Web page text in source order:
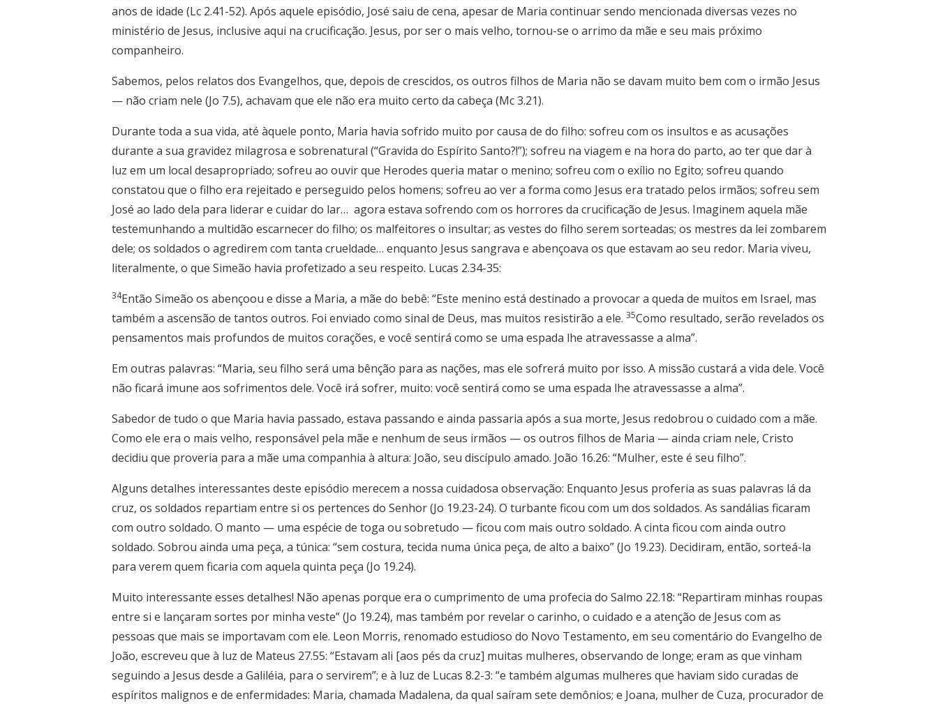
anos de idade (Lc 2.41-52). Após aquele episódio, José saiu de cena, apesar de Maria continuar sendo mencionada diversas vezes no
ministério de Jesus, inclusive aqui na crucificação. Jesus, por ser o mais velho, tornou-se o arrimo da mãe e seu mais próximo
companheiro.
Sabemos, pelos relatos dos Evangelhos, que, depois de crescidos, os outros filhos de Maria não se davam muito bem com o irmão Jesus
— não criam nele (Jo 7.5), achavam que ele não era muito certo da cabeça (Mc 3.21).
Durante toda a sua vida, até àquele ponto, Maria havia sofrido muito por causa de do filho: sofreu com os insultos e as acusações
durante a sua gravidez milagrosa e sobrenatural (“Gravida do Espírito Santo?!”); sofreu na viagem e na hora do parto, ao ter que dar à
luz em um local desapropriado; sofreu ao ouvir que Herodes queria matar o menino; sofreu com o exílio no Egito; sofreu quando
constatou que o filho era rejeitado e perseguido pelos homens; sofreu ao ver a forma como Jesus era tratado pelos irmãos; sofreu sem
José ao lado dela para liderar e cuidar do lar… agora estava sofrendo com os horrores da crucificação de Jesus. Imaginem aquela mãe
testemunhando a multidão escarnecer do filho; os malfeitores o insultar; as vestes do filho serem sorteadas; os mestres da lei zombarem
dele; os soldados o agredirem com tanta crueldade… enquanto Jesus sangrava e abençoava os que estavam ao seu redor. Maria viveu,
literalmente, o que Simeão havia profetizado a seu respeito. Lucas 2.34-35:
34Então Simeão os abençoou e disse a Maria, a mãe do bebê: “Este menino está destinado a provocar a queda de muitos em Israel, mas
também a ascensão de tantos outros. Foi enviado como sinal de Deus, mas muitos resistirão a ele. 35Como resultado, serão revelados os
pensamentos mais profundos de muitos corações, e você sentirá como se uma espada lhe atravessasse a alma”.
Em outras palavras: “Maria, seu filho será uma bênção para as nações, mas ele sofrerá muito por isso. A missão custará a vida dele. Você
não ficará imune aos sofrimentos dele. Você irá sofrer, muito: você sentirá como se uma espada lhe atravessasse a alma”.
Sabedor de tudo o que Maria havia passado, estava passando e ainda passaria após a sua morte, Jesus redobrou o cuidado com a mãe.
Como ele era o mais velho, responsável pela mãe e nenhum de seus irmãos — os outros filhos de Maria — ainda criam nele, Cristo
decidiu que proveria para a mãe uma companhia à altura: João, seu discípulo amado. João 16.26: “Mulher, este é seu filho”.
Alguns detalhes interessantes deste episódio merecem a nossa cuidadosa observação: Enquanto Jesus proferia as suas palavras lá da
cruz, os soldados repartiam entre si os pertences do Senhor (Jo 19.23-24). O turbante ficou com um dos soldados. As sandálias ficaram
com outro soldado. O manto — uma espécie de toga ou sobretudo — ficou com mais outro soldado. A cinta ficou com ainda outro
soldado. Sobrou ainda uma peça, a túnica: “sem costura, tecida numa única peça, de alto a baixo” (Jo 19.23). Decidiram, então, sorteá-la
para verem quem ficaria com aquela quinta peça (Jo 19.24).
Muito interessante esses detalhes! Não apenas porque era o cumprimento de uma profecia do Salmo 22.18: “Repartiram minhas roupas
entre si e lançaram sortes por minha veste” (Jo 19.24), mas também por revelar o carinho, o cuidado e a atenção de Jesus com as
pessoas que mais se importavam com ele. Leon Morris, renomado estudioso do Novo Testamento, em seu comentário do Evangelho de
João, escreveu que à luz de Mateus 27.55: “Estavam ali [aos pés da cruz] muitas mulheres, observando de longe; eram as que vinham
seguindo a Jesus desde a Galiléia, para o servirem”; e à luz de Lucas 8.2-3: “e também algumas mulheres que haviam sido curadas de
espíritos malignos e de enfermidades: Maria, chamada Madalena, da qual saíram sete demônios; e Joana, mulher de Cuza, procurador de